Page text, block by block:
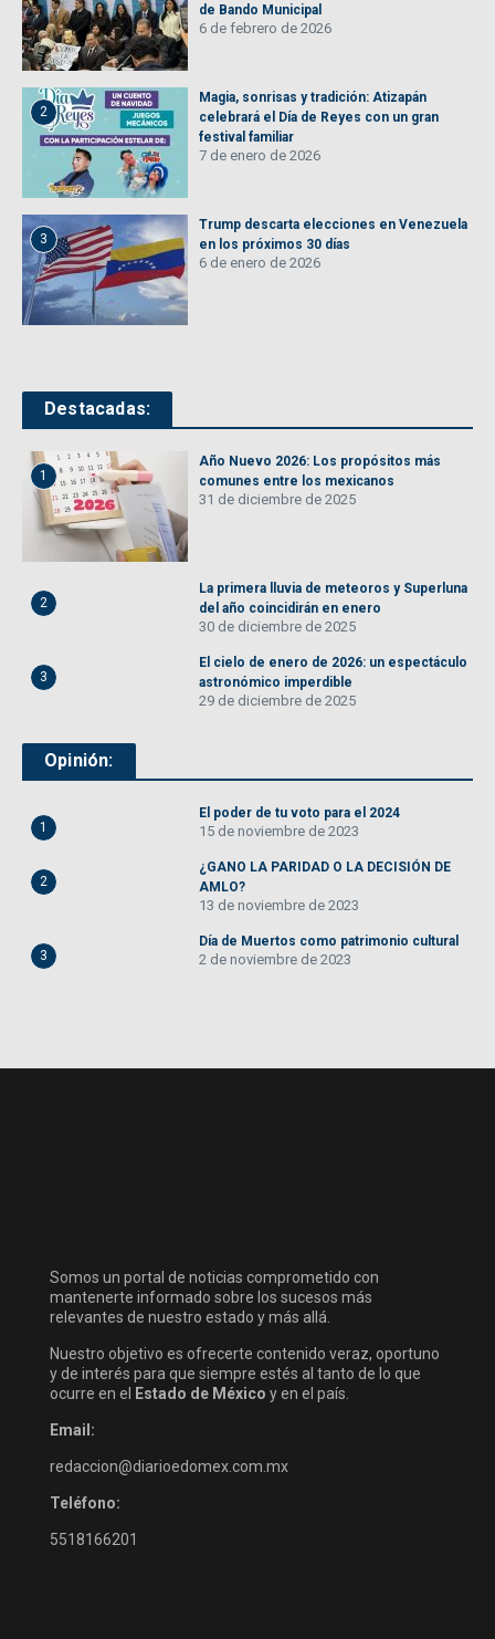
de Bando Municipal
6 de febrero de 2026
2
Magia, sonrisas y tradición: Atizapán
celebrará el Día de Reyes con un gran
festival familiar
7 de enero de 2026
3
Trump descarta elecciones en Venezuela
en los próximos 30 días
6 de enero de 2026
Destacadas:
1
Año Nuevo 2026: Los propósitos más
comunes entre los mexicanos
31 de diciembre de 2025
2
La primera lluvia de meteoros y Superluna
del año coincidirán en enero
30 de diciembre de 2025
3
El cielo de enero de 2026: un espectáculo
astronómico imperdible
29 de diciembre de 2025
Opinión:
1
El poder de tu voto para el 2024
15 de noviembre de 2023
2
¿GANO LA PARIDAD O LA DECISIÓN DE
AMLO?
13 de noviembre de 2023
3
Día de Muertos como patrimonio cultural
2 de noviembre de 2023
Somos un portal de noticias comprometido con
mantenerte informado sobre los sucesos más
relevantes de nuestro estado y más allá.
Nuestro objetivo es ofrecerte contenido veraz, oportuno
y de interés para que siempre estés al tanto de lo que
ocurre en el
Estado de México y en el país.
Email:
redaccion@diarioedomex.com.mx
Teléfono:
5518166201